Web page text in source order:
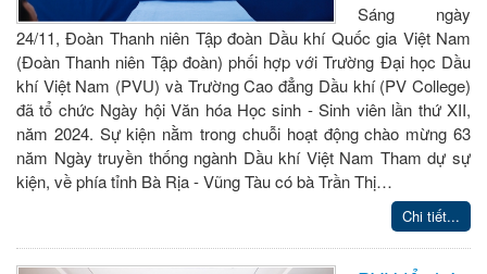
Sáng ngày
24/11, Đoàn Thanh niên Tập đoàn Dầu khí Quốc gia Việt Nam
(Đoàn Thanh niên Tập đoàn) phối hợp với Trường Đại học Dầu
khí Việt Nam (PVU) và Trường Cao đẳng Dầu khí (PV College)
đã tổ chức Ngày hội Văn hóa Học sinh - Sinh viên lần thứ XII,
năm 2024. Sự kiện nằm trong chuỗi hoạt động chào mừng 63
năm Ngày truyền thống ngành Dầu khí Việt Nam Tham dự sự
kiện, về phía tỉnh Bà Rịa - Vũng Tàu có bà Trần Thị…
Chi tiết...